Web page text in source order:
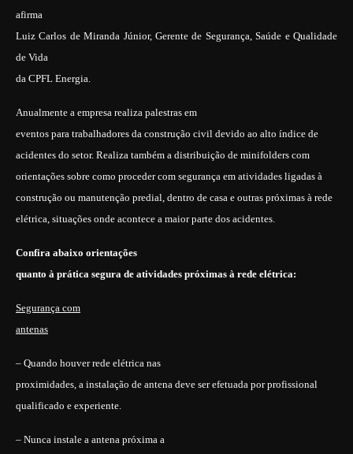
afirma
Luiz Carlos de Miranda Júnior, Gerente de Segurança, Saúde e Qualidade
de Vida
da CPFL Energia.
Anualmente a empresa realiza palestras em
eventos para trabalhadores da construção civil devido ao alto índice de
acidentes do setor. Realiza também a distribuição de minifolders com
orientações sobre como proceder com segurança em atividades ligadas à
construção ou manutenção predial, dentro de casa e outras próximas à rede
elétrica, situações onde acontece a maior parte dos acidentes.
Confira abaixo orientações
quanto à prática segura de atividades próximas à rede elétrica:
Segurança com
antenas
– Quando houver rede elétrica nas
proximidades, a instalação de antena deve ser efetuada por profissional
qualificado e experiente.
– Nunca instale a antena próxima a